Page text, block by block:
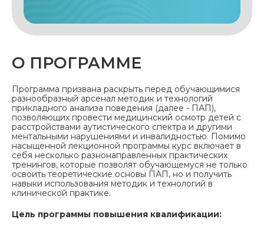
О ПРОГРАММЕ
Программа призвана раскрыть перед обучающимися
разнообразный арсенал методик и технологий
прикладного анализа поведения (далее - ПАП),
позволяющих провести медицинский осмотр детей с
расстройствами аутистического спектра и другими
ментальными нарушениями и инвалидностью. Помимо
насыщенной лекционной программы курс включает в
себя несколько разнонаправленных практических
тренингов, которые позволят обучающемуся не только
освоить теоретические основы ПАП, но и получить
навыки использования методик и технологий в
клинической практике.
Цель программы повышения квалификации: